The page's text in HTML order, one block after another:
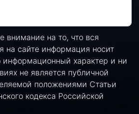
на то, что вся
на сайте информация носит
информационный характер и ни
не является публичной
положениями Статьи
кодекса Российской